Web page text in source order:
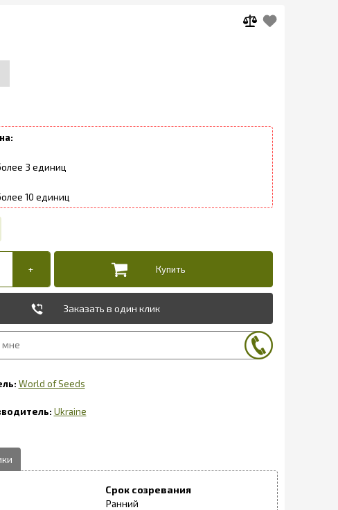
3
10
Заказать в один клик
World of Seeds
Ukraine
Срок созревания
Ранний